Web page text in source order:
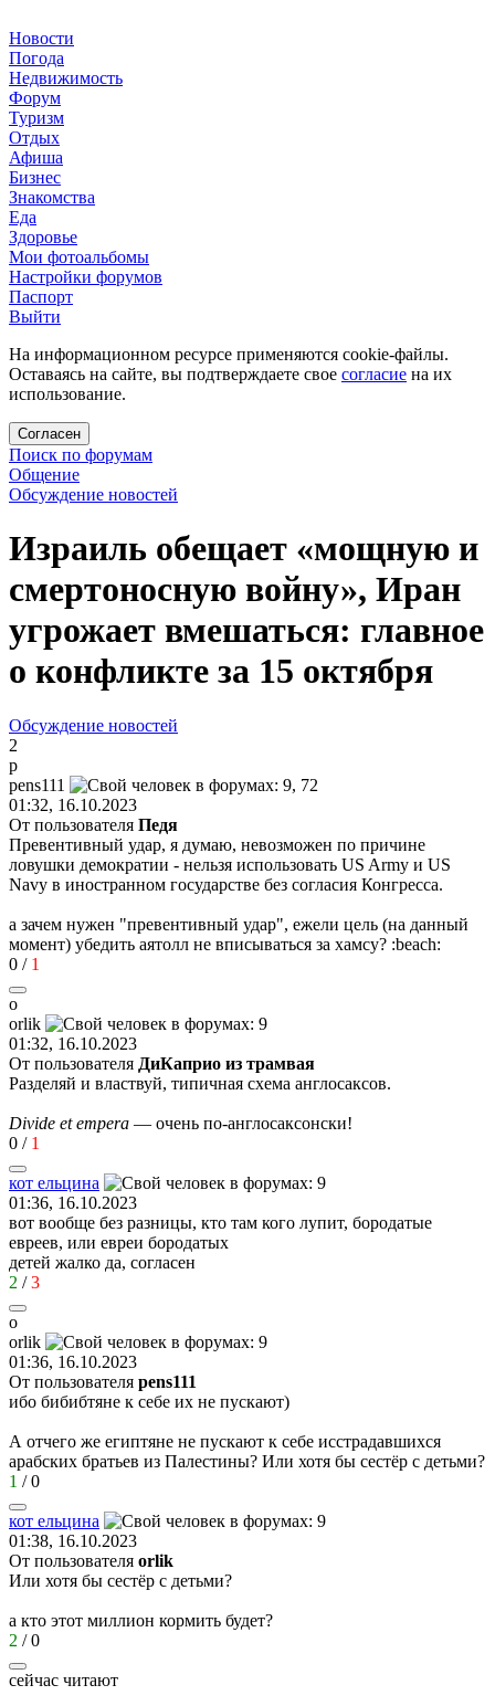
Новости
Погода
Недвижимость
Форум
Туризм
Отдых
Афиша
Бизнес
Знакомства
Еда
Здоровье
Мои фотоальбомы
Настройки форумов
Паспорт
Выйти
На информационном ресурсе применяются cookie-файлы.
Оставаясь на сайте, вы подтверждаете свое согласие на их
использование.
Согласен
Поиск по форумам
Общение
Обсуждение новостей
Израиль обещает «мощную и
смертоносную войну», Иран
угрожает вмешаться: главное
о конфликте за 15 октября
Обсуждение новостей
2
p
pens111
01:32, 16.10.2023
От пользователя Педя
Превентивный удар, я думаю, невозможен по причине
ловушки демократии - нельзя использовать US Army и US
Navy в иностранном государстве без согласия Конгресса.
а зачем нужен "превентивный удар", ежели цель (на данный
момент) убедить аятолл не вписываться за хамсу? :beach:
0 / 1
o
orlik
01:32, 16.10.2023
От пользователя ДиКаприо из трамвая
Разделяй и властвуй, типичная схема англосаксов.
Divide et empera — очень по-англосаксонски!
0 / 1
кот ельцина
01:36, 16.10.2023
вот вообще без разницы, кто там кого лупит, бородатые
евреев, или евреи бородатых
детей жалко да, согласен
2 /3
o
orlik
01:36, 16.10.2023
От пользователя pens111
ибо бибибтяне к себе их не пускают)
А отчего же египтяне не пускают к себе исстрадавшихся
арабских братьев из Палестины? Или хотя бы сестёр с детьми?
1 /0
кот ельцина
01:38, 16.10.2023
От пользователя orlik
Или хотя бы сестёр с детьми?
а кто этот миллион кормить будет?
2 /0
сейчас читают